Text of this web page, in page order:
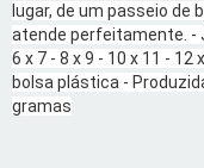
lugar, de um passeio de
atende perfeitamente. -
6 x 7 - 8 x 9 - 10 x 11 -
bolsa plástica -
gramas